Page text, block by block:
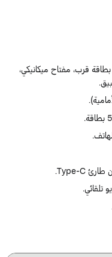
قرب، مفتاح ميكانيكي،